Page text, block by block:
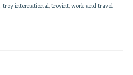
,troy international,troyint,work and travel